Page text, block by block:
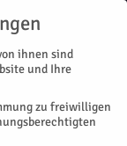
ihnen sind
und Ihre
zu freiwilligen